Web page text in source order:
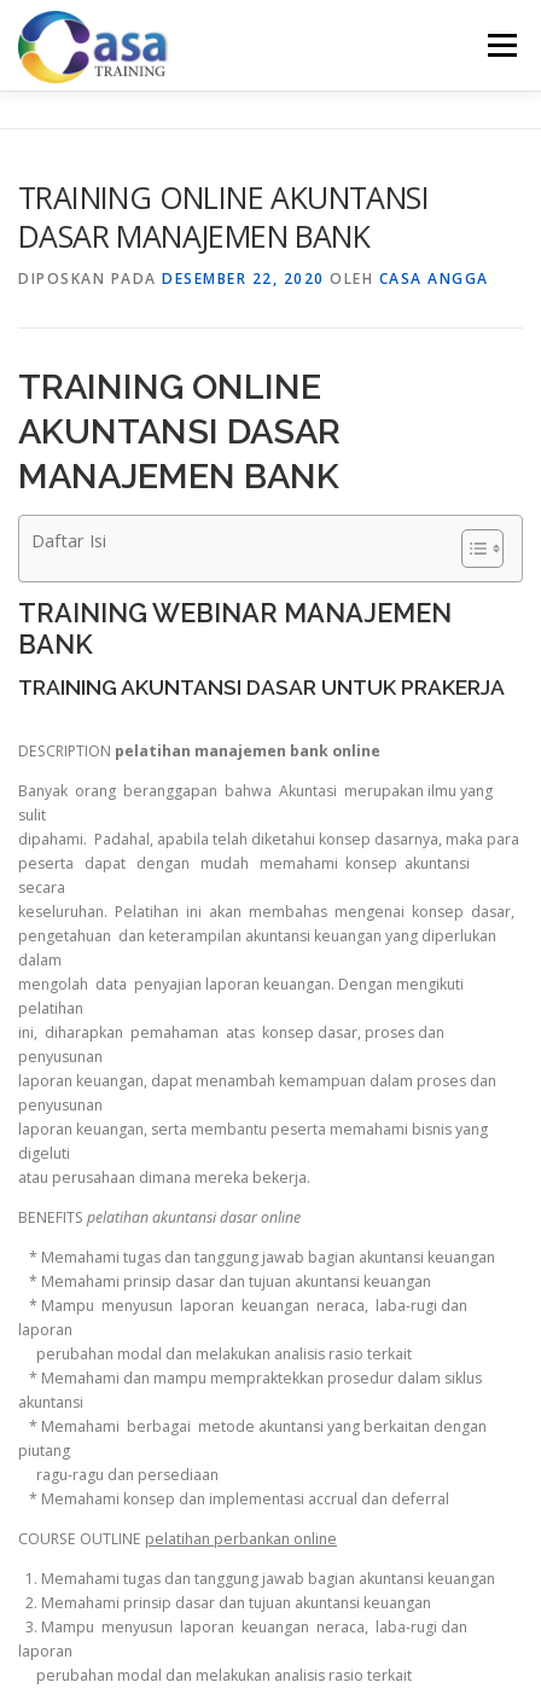
Lompat
konten
Menu
KONTAK KAMI SERTIFIKASI EVALUASI
TRAINING ONLINE AKUNTANSI
DASAR MANAJEMEN BANK
DIPOSKAN PADA DESEMBER 22, 2020 OLEH CASA ANGGA
TRAINING ONLINE
AKUNTANSI DASAR
MANAJEMEN BANK
Daftar Isi
TRAINING WEBINAR MANAJEMEN
BANK
TRAINING AKUNTANSI DASAR UNTUK PRAKERJA
DESCRIPTION pelatihan manajemen bank online
Banyak orang beranggapan bahwa Akuntasi merupakan ilmu yang
sulit
dipahami. Padahal, apabila telah diketahui konsep dasarnya, maka para
peserta dapat dengan mudah memahami konsep akuntansi
secara
keseluruhan. Pelatihan ini akan membahas mengenai konsep dasar,
pengetahuan dan keterampilan akuntansi keuangan yang diperlukan
dalam
mengolah data penyajian laporan keuangan. Dengan mengikuti
pelatihan
ini, diharapkan pemahaman atas konsep dasar, proses dan
penyusunan
laporan keuangan, dapat menambah kemampuan dalam proses dan
penyusunan
laporan keuangan, serta membantu peserta memahami bisnis yang
digeluti
atau perusahaan dimana mereka bekerja.
BENEFITS pelatihan akuntansi dasar online
* Memahami tugas dan tanggung jawab bagian akuntansi keuangan
* Memahami prinsip dasar dan tujuan akuntansi keuangan
* Mampu menyusun laporan keuangan neraca, laba-rugi dan
laporan
perubahan modal dan melakukan analisis rasio terkait
* Memahami dan mampu mempraktekkan prosedur dalam siklus
akuntansi
* Memahami berbagai metode akuntansi yang berkaitan dengan
piutang
ragu-ragu dan persediaan
* Memahami konsep dan implementasi accrual dan deferral
COURSE OUTLINE pelatihan perbankan online
1. Memahami tugas dan tanggung jawab bagian akuntansi keuangan
2. Memahami prinsip dasar dan tujuan akuntansi keuangan
3. Mampu menyusun laporan keuangan neraca, laba-rugi dan
laporan
perubahan modal dan melakukan analisis rasio terkait